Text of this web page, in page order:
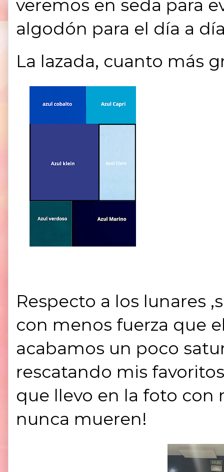
veremos en seda para
algodón para el día a
La lazada, cuanto más
Respecto a los lunares
con menos fuerza que
acabamos un poco
rescatando mis
que llevo en la foto con
nunca mueren!